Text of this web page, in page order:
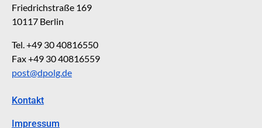
Friedrichstraße 169
10117 Berlin
Tel. +49 30 40816550
Fax +49 30 40816559
post@dpolg.de
Kontakt
Impressum